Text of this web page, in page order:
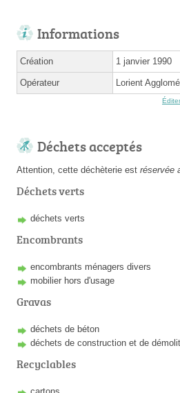
Informations
Création 1 janvier 1990
Opérateur Lorient
Déchets acceptés
Attention, cette déchèterie est réservée
Déchets verts
déchets verts
Encombrants
encombrants ménagers divers
mobilier hors d'usage
Gravas
déchets de béton
déchets de construction et de
Recyclables